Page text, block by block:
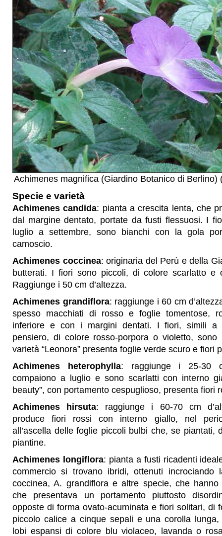
Achimenes magnifica (Giardino Botanico di Berlino)
Specie e varietà
Achimenes candida: pianta a crescita lenta, che
dal margine dentato, portate da fusti flessuosi. I
luglio a settembre, sono bianchi con la gola
camoscio.
Achimenes coccinea: originaria del Perù e della
butterati. I fiori sono piccoli, di colore scarlatto e
Raggiunge i 50 cm d’altezza.
Achimenes grandiflora: raggiunge i 60 cm
spesso macchiati di rosso e foglie tomentose,
inferiore e con i margini dentati. I fiori, simili a
pensiero, di colore rosso-porpora o violetto,
varietà “Leonora” presenta foglie verde scuro e fiori
Achimenes heterophylla: raggiunge i 25-30
compaiono a luglio e sono scarlatti con interno
beauty”, con portamento cespuglioso, presenta fiori
Achimenes hirsuta: raggiunge i 60-70 cm
produce fiori rossi con interno giallo, nel
all’ascella delle foglie piccoli bulbi che, se piantati,
piantine.
Achimenes longiflora: pianta a fusti ricadenti
commercio si trovano ibridi, ottenuti
coccinea, A. grandiflora e altre specie, che
che presentava un portamento piuttosto
opposte di forma ovato-acuminata e fiori solitari, di
piccolo calice a cinque sepali e una corolla
lobi espansi di colore blu violaceo, lavanda o